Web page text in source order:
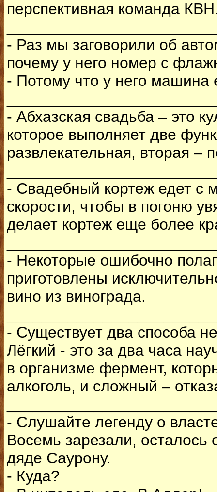
перспективная команда
- Раз мы заговорили об
почему у него номер с
- Потому что у него машина
- Абхазская свадьба – это
которое выполняет две
развлекательная, вторая –
- Свадебный кортеж едет
скорости, чтобы в погоню
делает кортеж еще более
- Некоторые ошибочно
приготовлены
вино из винограда.
- Существует два способа
Лёгкий - это за два часа
в организме фермент,
алкоголь, и сложный –
- Слушайте легенду о
Восемь зарезали, осталось
дяде Саурону.
- Куда?